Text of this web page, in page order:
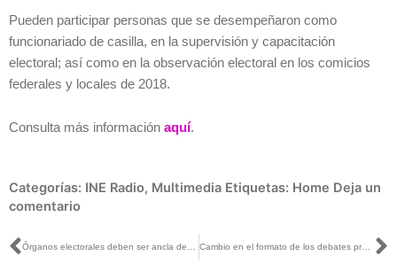
Pueden participar personas que se desempeñaron como
funcionariado de casilla, en la supervisión y capacitación
electoral; así como en la observación electoral en los comicios
federales y locales de 2018.
Consulta más información aquí.
Categorías: INE Radio, Multimedia Etiquetas: Home Deja un
comentario
Ant Cambio en el formato de los debates presidenciales logró interacción con la ciudadanía: INE Puebla